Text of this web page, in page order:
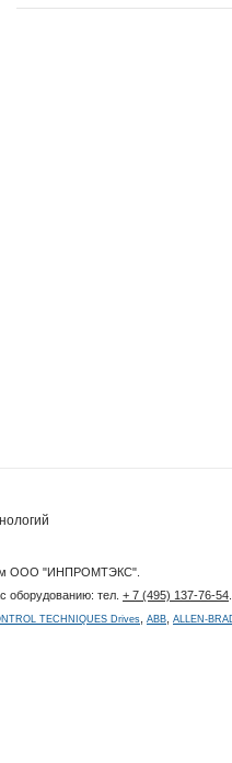
ООО "ИНПРОМТЭКС".
тел. + 7 (495) 137-76-54
TECHNIQUES Drives ABB ALLEN-